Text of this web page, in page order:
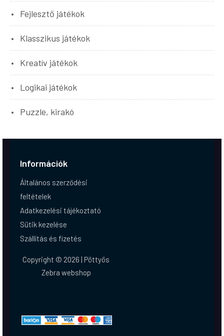
Fejlesztő játékok
Klasszikus játékok
Kreatív játékok
Logikai játékok
Puzzle, kirakó
Információk
Általános szerződési
feltételek
Adatkezelési tájékoztató
Sütik kezelése
Szállítás és fizetés
Copyright © 2026 | Pöttyös
Zebra webshop